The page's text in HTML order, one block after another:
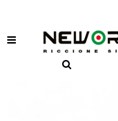
Open menu